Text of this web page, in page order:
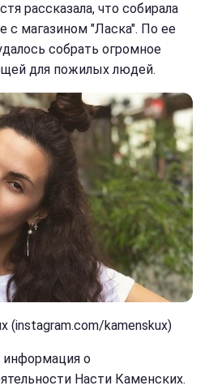
рассказала, что собирала
с магазином "Ласка". По ее
собрать огромное
для пожилых людей.
(instagram.com/kamenskux)
информация о
Насти Каменских.